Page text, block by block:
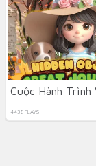
4438 PLAYS